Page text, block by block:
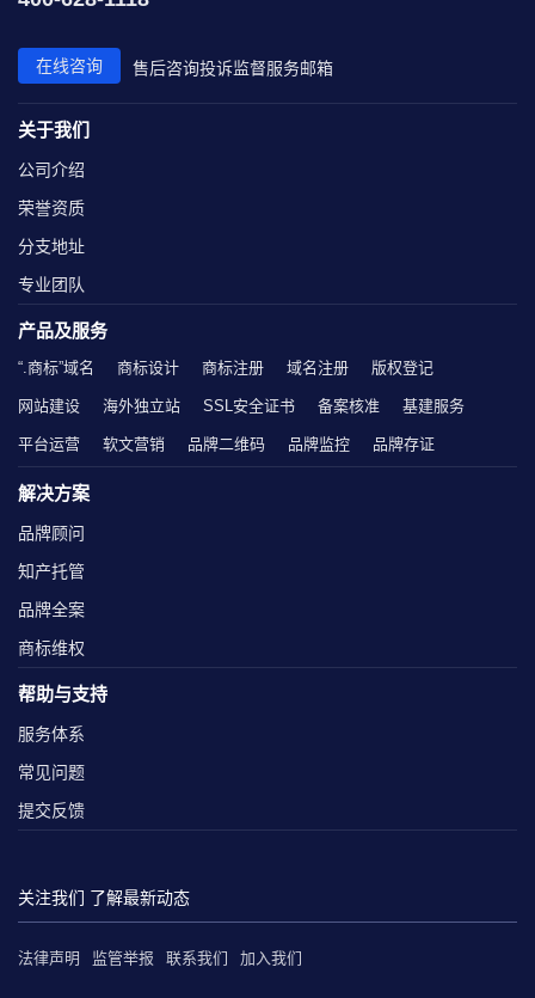
在线咨询 售后咨询投诉监督服务邮箱
关于我们
公司介绍
荣誉资质
分支地址
专业团队
产品及服务
“.商标”域名 商标设计 商标注册 域名注册 版权登记
网站建设 海外独立站 SSL安全证书 备案核准 基建服务
平台运营 软文营销 品牌二维码 品牌监控 品牌存证
解决方案
品牌顾问
知产托管
品牌全案
商标维权
帮助与支持
服务体系
常见问题
提交反馈
关注我们 了解最新动态
法律声明 监管举报 联系我们 加入我们